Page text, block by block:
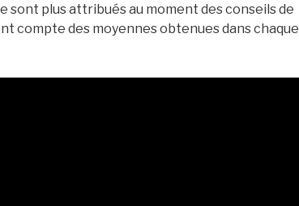
sont plus attribués au moment des conseils de
compte des moyennes obtenues dans chaque